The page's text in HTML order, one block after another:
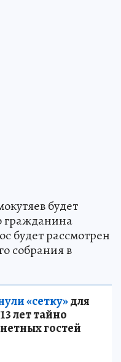
будет
гражданина
будет рассмотрен
собрания в
«сетку»для
лет тайно
гостей